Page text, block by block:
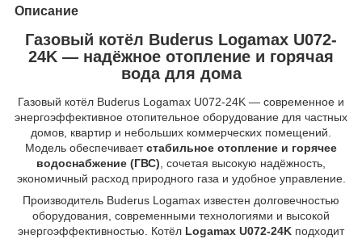
Описание
Газовый котёл Buderus Logamax U072-
24K — надёжное отопление и горячая
вода для дома
Газовый котёл Buderus Logamax U072-24K — современное и
энергоэффективное отопительное оборудование для частных
домов, квартир и небольших коммерческих помещений.
Модель обеспечиваетстабильное отопление и горячее
водоснабжение (ГВС), сочетая высокую надёжность,
экономичный расход природного газа и удобное управление.
Производитель Buderus Logamax известен долговечностью
оборудования, современными технологиями и высокой
энергоэффективностью. Котёл Logamax U072-24K подходит